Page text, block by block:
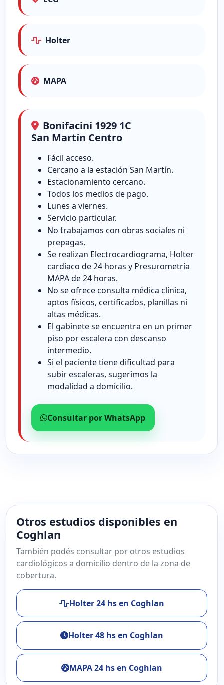
Holter
MAPA
Bonifacini 1929 1C
San Martín Centro
Fácil acceso.
Cercano a la estación San Martín.
Estacionamiento cercano.
Todos los medios de pago.
Lunes a viernes.
Servicio particular.
No trabajamos con obras sociales ni
prepagas.
Se realizan Electrocardiograma, Holter
cardíaco de 24 horas y Presurometría
MAPA de 24 horas.
No se ofrece consulta médica clínica,
aptos físicos, certificados, planillas ni
altas médicas.
El gabinete se encuentra en un primer
piso por escalera con descanso
intermedio.
Si el paciente tiene dificultad para
subir escaleras, sugerimos la
modalidad a domicilio.
Consultar por WhatsApp
Otros estudios disponibles en
Coghlan
También podés consultar por otros estudios
cardiológicos a domicilio dentro de la zona de
cobertura.
Holter 24 hs en Coghlan
Holter 48 hs en Coghlan
MAPA 24 hs en Coghlan